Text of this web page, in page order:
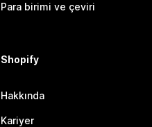
Para birimi ve çeviri
Shopify
Hakkında
Kariyer